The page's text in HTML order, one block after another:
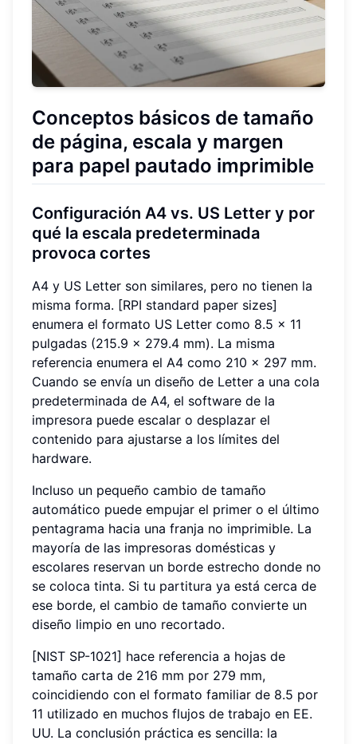
Conceptos básicos de tamaño
de página, escala y margen
para papel pautado imprimible
Configuración A4 vs. US Letter y por
qué la escala predeterminada
provoca cortes
A4 y US Letter son similares, pero no tienen la
misma forma. [RPI standard paper sizes]
enumera el formato US Letter como 8.5 x 11
pulgadas (215.9 x 279.4 mm). La misma
referencia enumera el A4 como 210 x 297 mm.
Cuando se envía un diseño de Letter a una cola
predeterminada de A4, el software de la
impresora puede escalar o desplazar el
contenido para ajustarse a los límites del
hardware.
Incluso un pequeño cambio de tamaño
automático puede empujar el primer o el último
pentagrama hacia una franja no imprimible. La
mayoría de las impresoras domésticas y
escolares reservan un borde estrecho donde no
se coloca tinta. Si tu partitura ya está cerca de
ese borde, el cambio de tamaño convierte un
diseño limpio en uno recortado.
[NIST SP-1021] hace referencia a hojas de
tamaño carta de 216 mm por 279 mm,
coincidiendo con el formato familiar de 8.5 por
11 utilizado en muchos flujos de trabajo en EE.
UU. La conclusión práctica es sencilla: la